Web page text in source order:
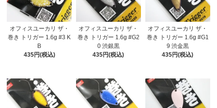
オフィスユーカリ ザ・
巻き トリガー 1.6g #3 K
B
435円(税込)
オフィスユーカリ ザ・
巻き トリガー 1.6g #G2
0 渋銀黒
435円(税込)
オフィスユーカリ ザ・
巻き トリガー 1.6g #G1
9 渋金黒
435円(税込)